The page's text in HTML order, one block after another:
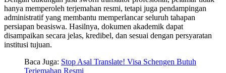
hanya memperoleh terjemahan resmi, tetapi juga pendampingan
administratif yang membantu memperlancar seluruh tahapan
persiapan beasiswa. Hasilnya, dokumen akademik dapat
disampaikan secara jelas, kredibel, dan sesuai dengan persyaratan
institusi tujuan.
Baca Juga: Stop Asal Translate! Visa Schengen Butuh
Terjemahan Resmi